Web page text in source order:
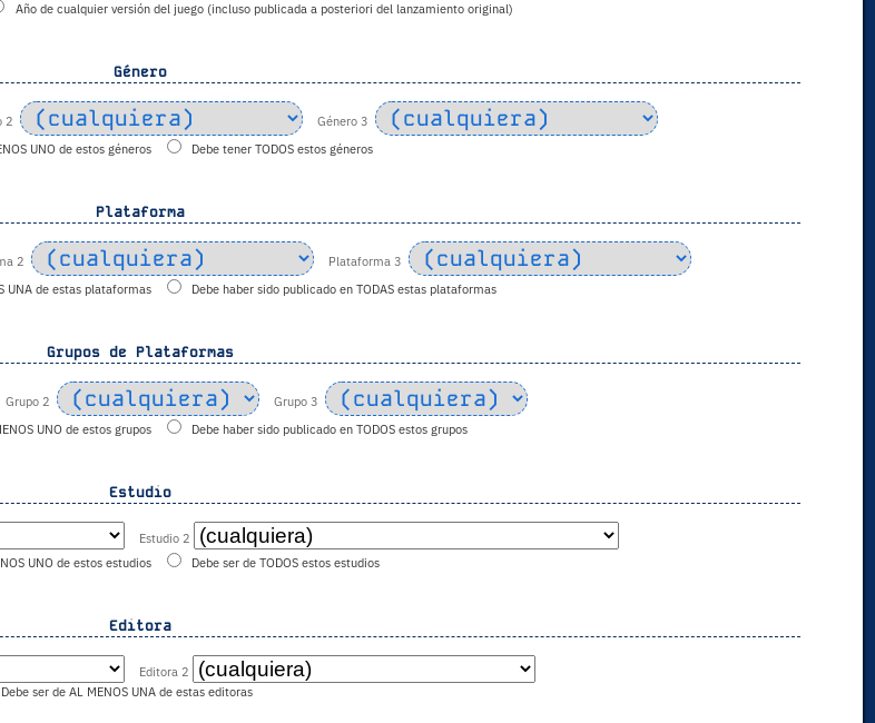
Año de cualquier versión del juego (incluso publicada a posteriori del lanzamiento original)
Género
2
Género 3
UNO de estos géneros
Debe tener TODOS estos géneros
Plataforma
2
Plataforma 3
UNA de estas plataformas
Debe haber sido publicado en TODAS estas plataformas
Grupos de Plataformas
Grupo 2
Grupo 3
UNO de estos grupos
Debe haber sido publicado en TODOS estos grupos
Estudio
Estudio 2
UNO de estos estudios
Debe ser de TODOS estos estudios
Editora
Editora 2
Debe ser de AL MENOS UNA de estas editoras